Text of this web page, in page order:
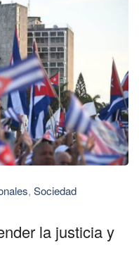
, Sociedad
la justicia y